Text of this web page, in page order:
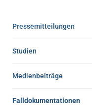
Pressemitteilungen
Studien
Medienbeiträge
Falldokumentationen